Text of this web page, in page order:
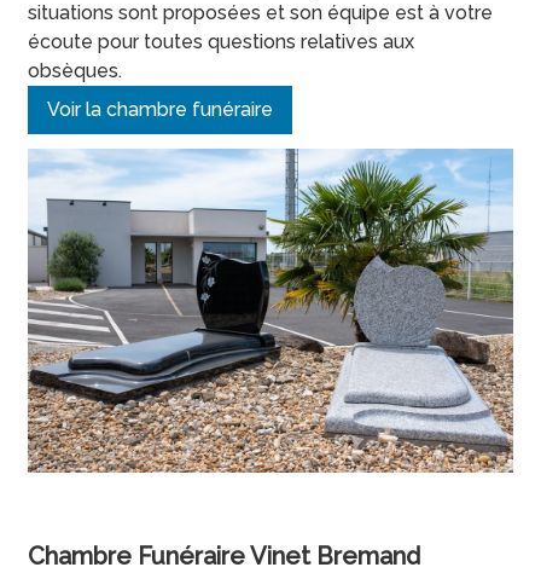
situations sont proposées et son équipe est à votre
écoute pour toutes questions relatives aux
obsèques.
Voir la chambre funéraire
Chambre Funéraire Vinet Bremand